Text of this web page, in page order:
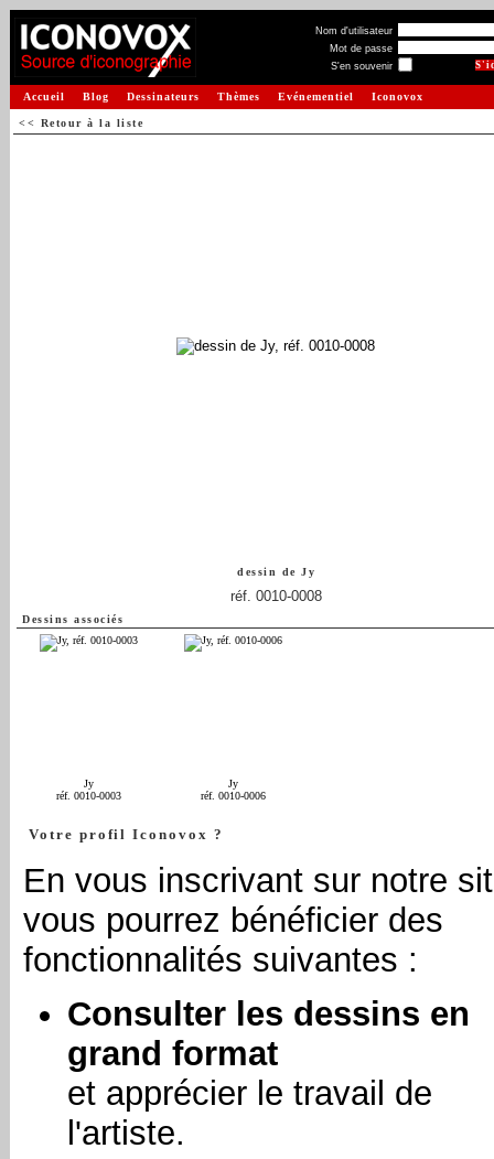
Nom d'utilisateur
Mot de passe
S'en souvenir
Accueil Blog Dessinateurs Thèmes Evénementiel Iconovox
<< Retour à la liste
dessin de Jy
réf. 0010-0008
Dessins associés
Jy
réf. 0010-0003
Jy
réf. 0010-0006
Votre profil Iconovox ?
En vous inscrivant sur notre
vous pourrez bénéficier des
fonctionnalités suivantes :
Consulter les dessins en
grand format
et apprécier le travail de
l'artiste.